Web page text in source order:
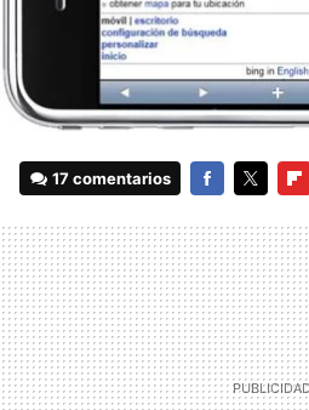
17 comentarios